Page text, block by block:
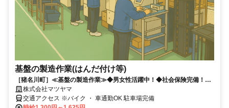
基盤の製造作業(はんだ付け等)
［猪名川町］≪基盤の製造作業≫◆男女性活躍中！◆社会保険完備！◆
マイカー通勤OK！
株式会社マツヤマ
交通アクセス ※バイク ・ 車通勤OK 駐車場完備